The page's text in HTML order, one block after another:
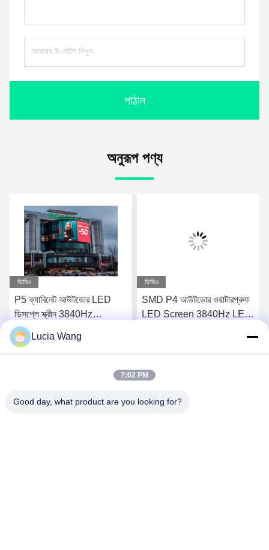
পাঠান
অনুরূপ পণ্য
ভিডিও
P5 ক্যাবিনেট আউটডোর LED
ডিসপ্লে স্ক্রীন 3840Hz
1920Hz
সেরা দাম পান
ভিডিও
SMD P4 আউটডোর ওয়াটারপ্রুফ
LED Screen 3840Hz LED
সেরা দাম পান
Lucia Wang
7:02 PM
Good day, what product are you looking for?